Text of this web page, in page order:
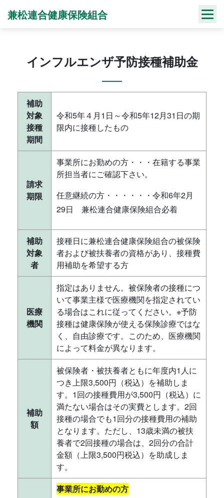
兼松連合健康保険組合
インフルエンザ予防接種補助金
補助
対象
接種
期間
令和5年４月1日～令和5年12月31日の期
限内に接種したもの
請求
期限
事業所にお勤めの方・・・在籍する事業
所担当者にご確認下さい。
任意継続の方・・・・・・令和6年2月
29日 兼松連合健康保険組合必着
補助
対象
者
接種日に兼松連合健康保険組合の被保険
者および被扶養者の資格があり、接種費
用補助を希望する方
医療
機関
指定はありません。被保険者の接種につ
いて事業主様で医療機関を指定されてい
る場合はこれに従ってください。※予防
接種は健康保険が使える保険診療ではな
く、自由診療です。このため、医療機関
によって料金が異なります。
補助
額
被保険者・被扶養者ともに年度内1人に
つき上限3,500円（税込）を補助しま
す。1回の接種費用が3,500円（税込）に
満たない場合はその実費とします。2回
接種の場合でも1回分の接種費用の補助
となります。ただし、13歳未満の被扶
養者で2回接種の場合は、2回分の合計
金額（上限3,500円税込）を助成しま
す。
事業所にお勤めの方